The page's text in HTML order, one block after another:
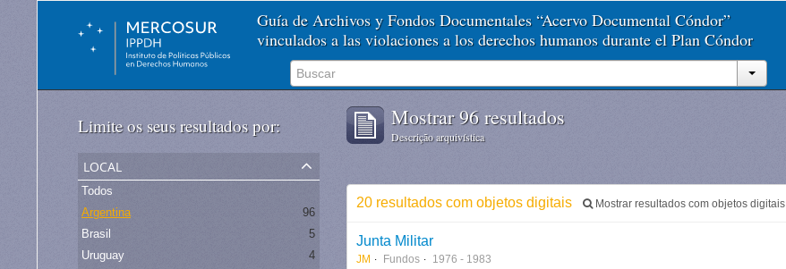
Guía de Archivos y Fondos Documentales “Acervo Documental Cóndor”
vinculados a las violaciones a los derechos humanos durante el Plan Cóndor
Limite os seus resultados por:
local
Todos
Argentina
96
Brasil
5
Uruguay
4
Mostrar 96 resultados
Descrição arquivística
20 resultados com objetos digitais Mostrar resultados com objetos digitais
Junta Militar
JM Fundos 1976 - 1983